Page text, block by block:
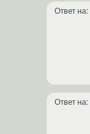
Ответ на:
Ответ на: